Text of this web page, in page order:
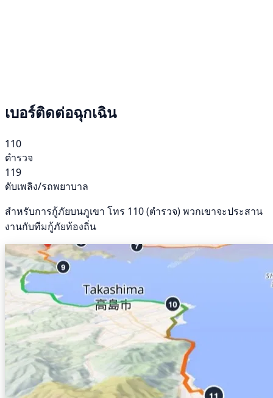
เบอร์ติดต่อฉุกเฉิน
110
ตำรวจ
119
ดับเพลิง/รถพยาบาล
สำหรับการกู้ภัยบนภูเขา โทร 110 (ตำรวจ) พวกเขาจะประสาน
งานกับทีมกู้ภัยท้องถิ่น